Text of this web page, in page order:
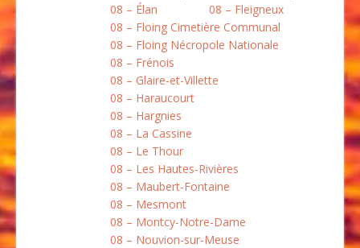
08 – Élan
08 – Fleigneux
08 – Floing Cimetière Communal
08 – Floing Nécropole Nationale
08 – Frénois
08 – Glaire-et-Villette
08 – Haraucourt
08 – Hargnies
08 – La Cassine
08 – Le Thour
08 – Les Hautes-Rivières
08 – Maubert-Fontaine
08 – Mesmont
08 – Montcy-Notre-Dame
08 – Nouvion-sur-Meuse